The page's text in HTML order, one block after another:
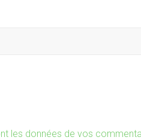
les données de vos